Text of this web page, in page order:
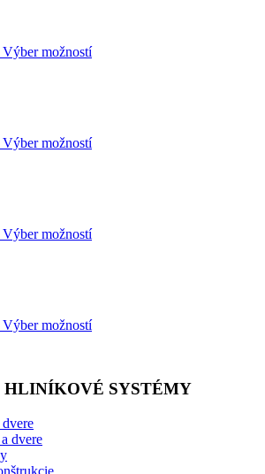
Výber možností
Výber možností
Výber možností
Výber možností
HLINÍKOVÉ SYSTÉMY
dvere